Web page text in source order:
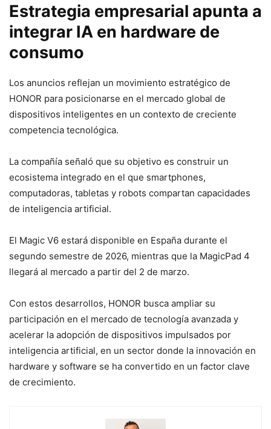
Estrategia empresarial apunta a
integrar IA en hardware de
consumo
Los anuncios reflejan un movimiento estratégico de
HONOR para posicionarse en el mercado global de
dispositivos inteligentes en un contexto de creciente
competencia tecnológica.
La compañía señaló que su objetivo es construir un
ecosistema integrado en el que smartphones,
computadoras, tabletas y robots compartan capacidades
de inteligencia artificial.
El Magic V6 estará disponible en España durante el
segundo semestre de 2026, mientras que la MagicPad 4
llegará al mercado a partir del 2 de marzo.
Con estos desarrollos, HONOR busca ampliar su
participación en el mercado de tecnología avanzada y
acelerar la adopción de dispositivos impulsados por
inteligencia artificial, en un sector donde la innovación en
hardware y software se ha convertido en un factor clave
de crecimiento.